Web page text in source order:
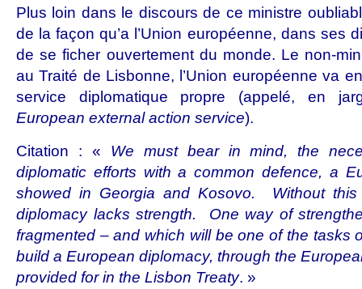
Plus loin dans le discours de ce ministre
de la façon qu’a l’Union européenne, dans ses
de se ficher ouvertement du monde. Le non-
au Traité de Lisbonne, l’Union européenne va
service diplomatique propre (appelé, en
European external action service).
Citation : « We must bear in mind, the
diplomatic efforts with a common defence, a
showed in Georgia and Kosovo. Without this
diplomacy lacks strength. One way of
fragmented – and which will be one of the tasks
build a European diplomacy, through the
provided for in the Lisbon Treaty. »